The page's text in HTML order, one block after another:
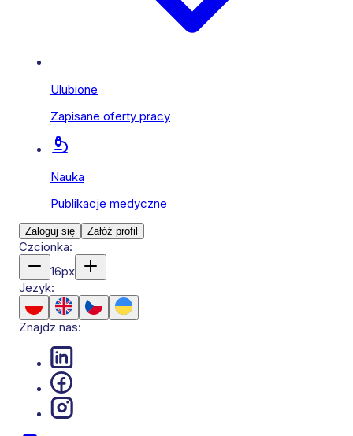
Ulubione
Zapisane oferty pracy
Nauka
Publikacje medyczne
Zaloguj się Załóż profil
Czcionka:
16px
Jezyk:
Znajdz nas: